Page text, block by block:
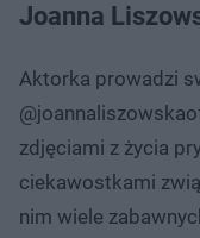
Joanna
Aktorka prowadzi
zdjęciami z życia
ciekawostkami
nim wiele